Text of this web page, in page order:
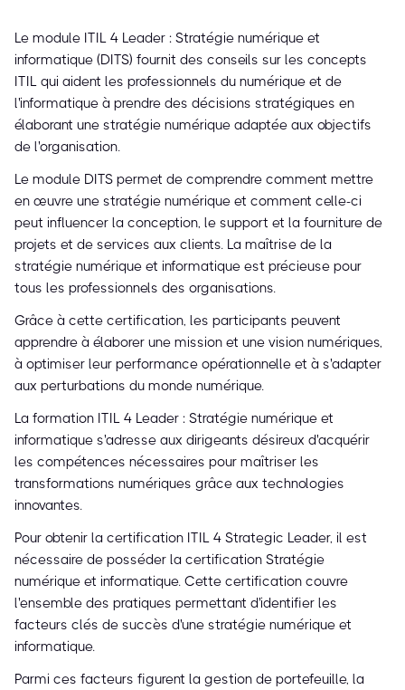
Le module ITIL 4 Leader : Stratégie numérique et
informatique (DITS) fournit des conseils sur les concepts
ITIL qui aident les professionnels du numérique et de
l'informatique à prendre des décisions stratégiques en
élaborant une stratégie numérique adaptée aux objectifs
de l'organisation.
Le module DITS permet de comprendre comment mettre
en œuvre une stratégie numérique et comment celle-ci
peut influencer la conception, le support et la fourniture de
projets et de services aux clients. La maîtrise de la
stratégie numérique et informatique est précieuse pour
tous les professionnels des organisations.
Grâce à cette certification, les participants peuvent
apprendre à élaborer une mission et une vision numériques,
à optimiser leur performance opérationnelle et à s'adapter
aux perturbations du monde numérique.
La formation ITIL 4 Leader : Stratégie numérique et
informatique s'adresse aux dirigeants désireux d'acquérir
les compétences nécessaires pour maîtriser les
transformations numériques grâce aux technologies
innovantes.
Pour obtenir la certification ITIL 4 Strategic Leader, il est
nécessaire de posséder la certification Stratégie
numérique et informatique. Cette certification couvre
l'ensemble des pratiques permettant d'identifier les
facteurs clés de succès d'une stratégie numérique et
informatique.
Parmi ces facteurs figurent la gestion de portefeuille, la